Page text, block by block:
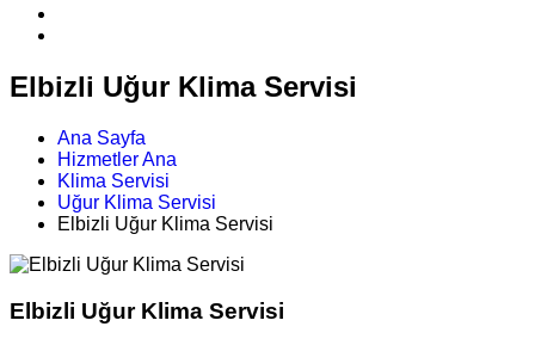
Elbizli Uğur Klima Servisi
Ana Sayfa
Hizmetler Ana
Klima Servisi
Uğur Klima Servisi
Elbizli Uğur Klima Servisi
Elbizli Uğur Klima Servisi